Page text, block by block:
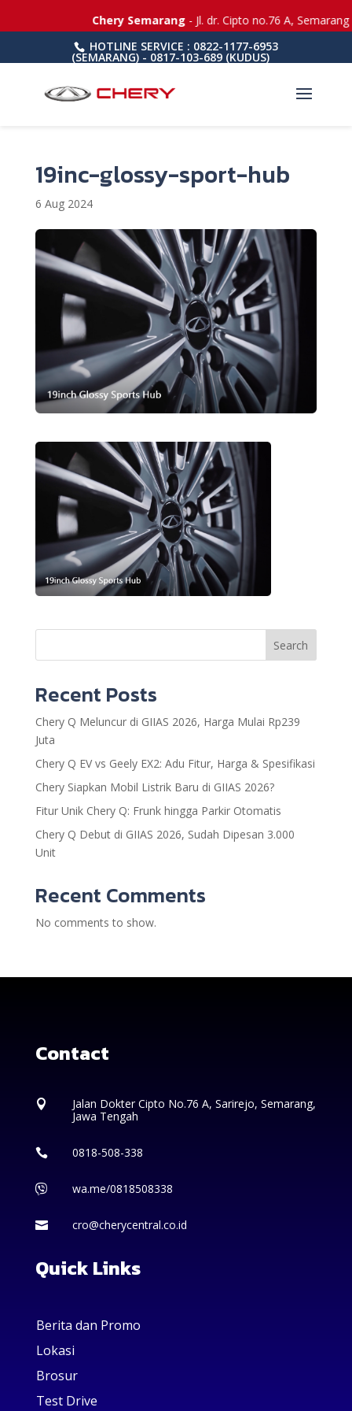
HOTLINE SERVICE : 0822-1177-6953
(SEMARANG) - 0817-103-689 (KUDUS)
19inc-glossy-sport-hub
6 Aug 2024
Chery Semarang- Jl. dr. Cipto no.76 A, Semarang
Search
Recent Posts
Chery Q Meluncur di GIIAS 2026, Harga Mulai Rp239
Juta
Chery Q EV vs Geely EX2: Adu Fitur, Harga & Spesifikasi
Chery Siapkan Mobil Listrik Baru di GIIAS 2026?
Fitur Unik Chery Q: Frunk hingga Parkir Otomatis
Chery Q Debut di GIIAS 2026, Sudah Dipesan 3.000
Unit
Recent Comments
No comments to show.
Contact

Jalan Dokter Cipto No.76 A, Sarirejo, Semarang,
Jawa Tengah
 0818-508-338
 wa.me/0818508338
 cro@cherycentral.co.id
Quick Links
Berita dan Promo
Lokasi
Brosur
Test Drive